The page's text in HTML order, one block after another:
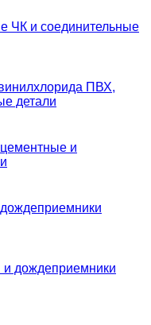
ЧК и соединительные
ПВХ,
детали
и
дождеприемники